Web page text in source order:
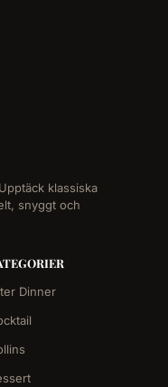
klassiska
snyggt och
Dinner